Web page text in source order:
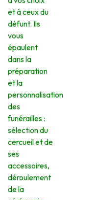
et à ceux du
défunt. Ils
vous
épaulent
dans la
préparation
et la
personnalisation
des
funérailles :
sélection du
cercueil et de
ses
accessoires,
déroulement
de la